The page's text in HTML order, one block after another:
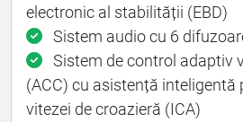
electronic al stabilității (EBD)
Sistem audio cu 6
Sistem de control adaptiv
(ACC) cu asistență inteligentă
vitezei de croazieră (ICA)